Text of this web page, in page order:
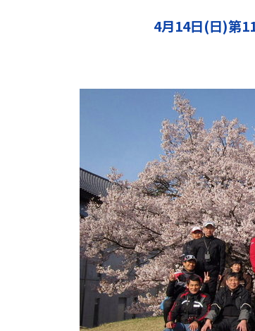
4月14日(日)第